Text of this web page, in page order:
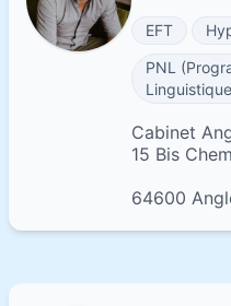
EFT
PNL
Cabinet
15 Bis
64600